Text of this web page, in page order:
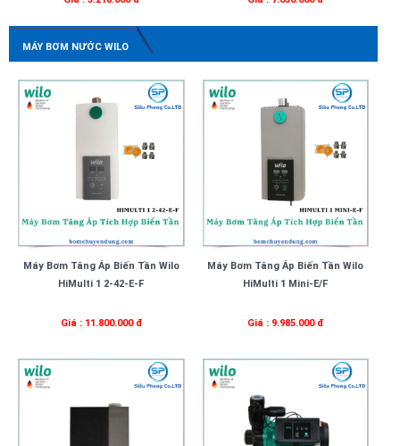
MÁY BƠM NƯỚC WILO
Máy Bơm Tăng Áp Biến Tần Wilo
HiMulti 1 2-42-E-F
Giá : 11.800.000 đ
Máy Bơm Tăng Áp Biến Tần Wilo
HiMulti 1 Mini-E/F
Giá : 9.985.000 đ